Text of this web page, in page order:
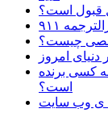
قبول است؟
۹۱۱
چیست؟
امروز
کسی برنده
است؟
ی وب سایت